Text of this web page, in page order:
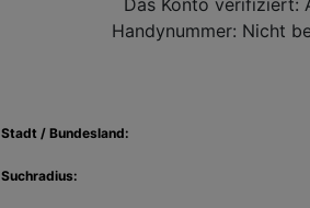
Das Konto verifiziert:
Handynummer: Nicht
Stadt / Bundesland:
Suchradius: